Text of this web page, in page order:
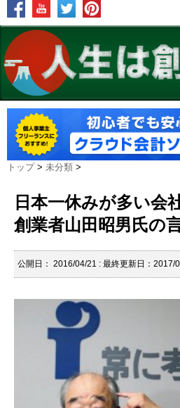
トップ > 未分類 >
日本一休みが多い
創業者山田昭男氏の
公開日： 2016/04/21 : 最終更新日：2017/